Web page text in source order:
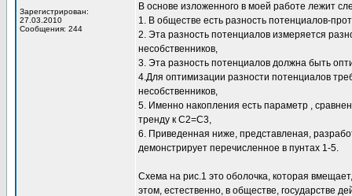
Зарегистрирован:
27.03.2010
Сообщения: 244
В основе изложенного в моей работе лежит
1. В обществе есть разность потенциалов-
2. Эта разность потенциалов измеряется
несобственников,
3. Эта разность потенциалов должна быть
4.Для оптимизации разности потенциалов
несобственников,
5. Именно накопления есть параметр ,
тренду к С2=С3,
6. Приведенная ниже, представленая,
демонстрирует перечисленное в пунтах 1-5.
Схема на рис.1 это оболочка, которая
этом, естественно, в обществе, государстве